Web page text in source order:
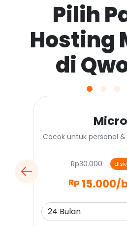
Pilih
Hosting
di
Micro
Cocok untuk personal
Rp30.000
Rp 15.000/